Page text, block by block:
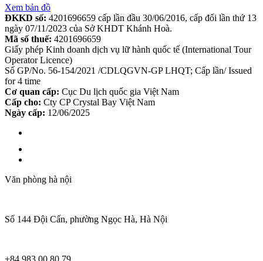
Xem bản đồ
ĐKKD số: 4201696659 cấp lần đầu 30/06/2016, cấp đổi lần thứ 13
ngày 07/11/2023 của Sở KHDT Khánh Hoà.
Mã số thuế: 4201696659
Giấy phép Kinh doanh dịch vụ lữ hành quốc tế (International Tour
Operator Licence)
Số GP/No. 56-154/2021 /CDLQGVN-GP LHQT; Cấp lần/ Issued
for 4 time
Cơ quan cấp: Cục Du lịch quốc gia Việt Nam
Cấp cho: Cty CP Crystal Bay Việt Nam
Ngày cấp: 12/06/2025
Văn phòng hà nội
Số 144 Đội Cấn, phường Ngọc Hà, Hà Nội
+84 983 00 80 79